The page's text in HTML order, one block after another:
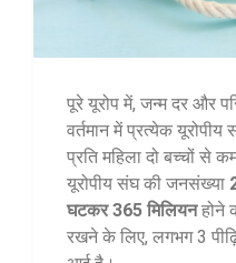
पूरे यूरोप में, जन्म दर और
वर्तमान में प्रत्येक
प्रति महिला दो बच्चों से
यूरोपीय संघ की जनसंख्या
घटकर 365 मिलियनहोने
रखने के लिए, लगभग 3